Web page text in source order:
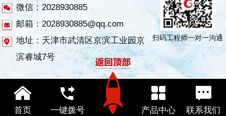
微信：2028930885
邮箱：2028930885@qq.com
地址：天津市武清区京滨工业园京
滨睿城7号
扫码工程师一对一沟通
首页 一键拨号 产品中心 联系我们